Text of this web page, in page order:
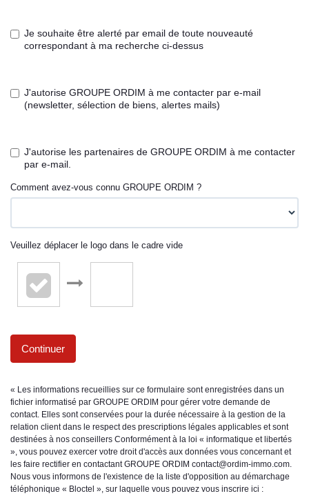
Je souhaite être alerté par email de toute nouveauté
correspondant à ma recherche ci-dessus
J'autorise GROUPE ORDIM à me contacter par e-mail
(newsletter, sélection de biens, alertes mails)
J'autorise les partenaires de GROUPE ORDIM à me contacter
par e-mail.
Comment avez-vous connu GROUPE ORDIM ?
Veuillez déplacer le logo dans le cadre vide
Continuer
« Les informations recueillies sur ce formulaire sont enregistrées dans un
fichier informatisé par GROUPE ORDIM pour gérer votre demande de
contact. Elles sont conservées pour la durée nécessaire à la gestion de la
relation client dans le respect des prescriptions légales applicables et sont
destinées à nos conseillers Conformément à la loi « informatique et libertés
», vous pouvez exercer votre droit d'accès aux données vous concernant et
les faire rectifier en contactant GROUPE ORDIM contact@ordim-immo.com.
Nous vous informons de l'existence de la liste d'opposition au démarchage
téléphonique « Bloctel », sur laquelle vous pouvez vous inscrire ici :